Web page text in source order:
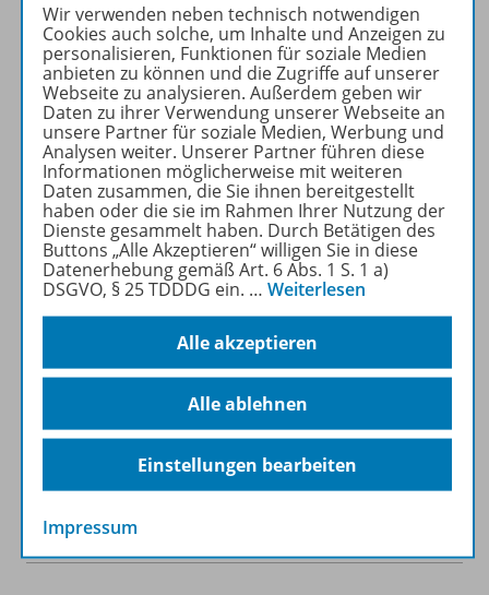
Ihr Wegweiser zu den
wichtigsten Seiten:
zu den Abo-Angeboten
zum Zeitschriftenkiosk
zum Online-Archiv
Mehr zur Zeitschrift
Informationen
Beschreibung
Weitere Inhalte der Ausgabe
Wir verwenden neben technisch notwendigen
Cookies auch solche, um Inhalte und Anzeigen zu
personalisieren, Funktionen für soziale Medien
anbieten zu können und die Zugriffe auf unserer
Webseite zu analysieren. Außerdem geben wir
Daten zu ihrer Verwendung unserer Webseite an
unsere Partner für soziale Medien, Werbung und
Analysen weiter. Unserer Partner führen diese
Informationen möglicherweise mit weiteren
Daten zusammen, die Sie ihnen bereitgestellt
haben oder die sie im Rahmen Ihrer Nutzung der
Dienste gesammelt haben. Durch Betätigen des
Buttons „Alle Akzeptieren“ willigen Sie in diese
Datenerhebung gemäß Art. 6 Abs. 1 S. 1 a)
DSGVO, § 25 TDDDG ein. … Weiterlesen
Alle akzeptieren
Alle ablehnen
Einstellungen bearbeiten
Impressum